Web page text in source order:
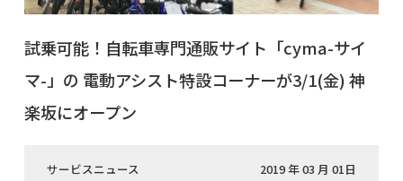
試乗可能！自転車専門通販サイト「cyma-サイ
マ-」の 電動アシスト特設コーナーが3/1(金) 神
楽坂にオープン
サービスニュース 2019 年 03 月 01日